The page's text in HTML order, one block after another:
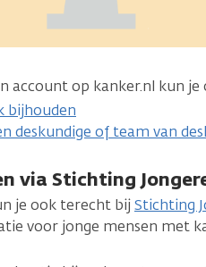
account op kanker.nl kun je
bijhouden
deskundige of team van
via Stichting
je ook terecht bijStichting
voor jonge mensen met